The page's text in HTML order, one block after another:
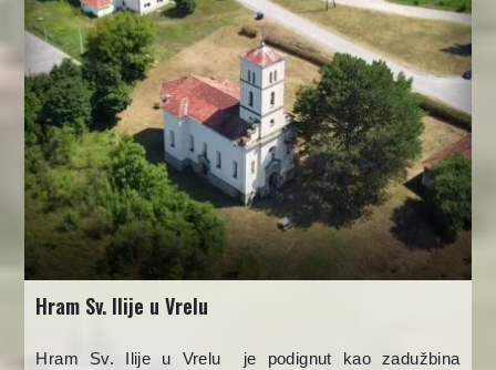
Hram Sv. Ilije u Vrelu
Hram Sv. Ilije u Vrelu je podignut kao zadužbina